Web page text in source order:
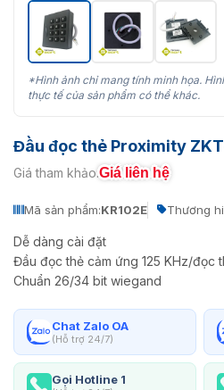
*Hình ảnh chỉ mang tính minh họa.
thực tế của sản phẩm có thể khác.
Đầu đọc thẻ Proximity
Giá tham khảo:Giá liên hệ
Mã sản phẩm:KR102E Thương
Dễ dàng cài đặt
Đầu đọc thẻ cảm ứng 125 KHz/đọc
Chuẩn 26/34 bit wiegand
Chat Zalo OA
(Hỗ trợ 24/7)
Gọi Hotline 1